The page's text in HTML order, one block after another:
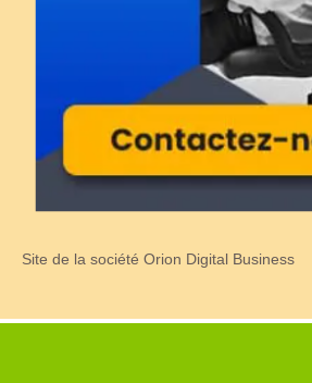
Site de la société Orion Digital Business